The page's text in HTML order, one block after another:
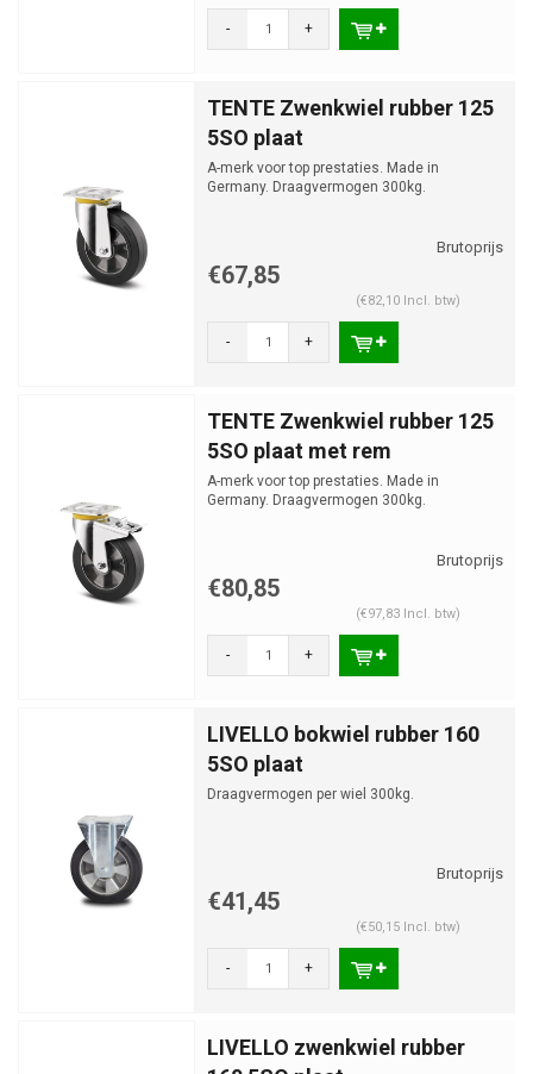
- +
TENTE Zwenkwiel rubber 125
5SO plaat
A-merk voor top prestaties. Made in
Germany. Draagvermogen 300kg.
€67,85
(€82,10 Incl. btw)
- +
TENTE Zwenkwiel rubber 125
5SO plaat met rem
A-merk voor top prestaties. Made in
Germany. Draagvermogen 300kg.
€80,85
(€97,83 Incl. btw)
- +
LIVELLO bokwiel rubber 160
5SO plaat
Draagvermogen per wiel 300kg.
€41,45
(€50,15 Incl. btw)
- +
LIVELLO zwenkwiel rubber